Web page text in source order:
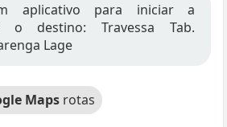
aplicativo para iniciar a
o destino: Travessa Tab.
Lage
Maps rotas